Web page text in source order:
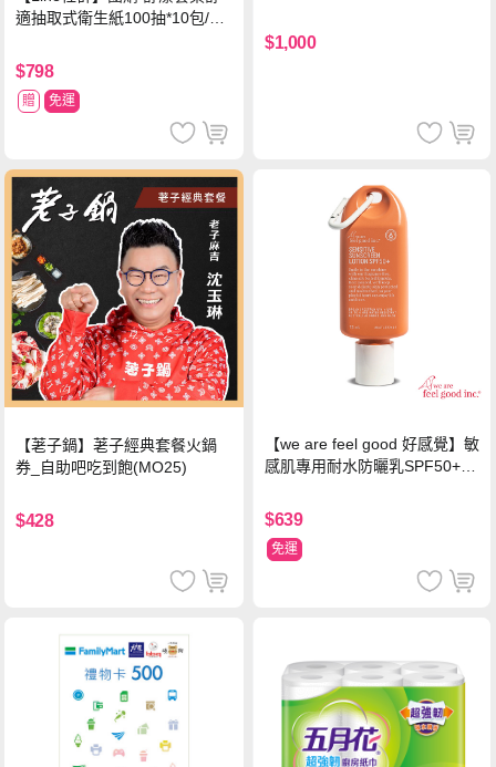
適抽取式衛生紙100抽*10包/6
$798
贈 免運
$1,000
【荖子鍋】荖子經典套餐火鍋
券_自助吧吃到飽(MO25)
$428
【we are feel good 好感覺】敏
感肌專用耐水防曬乳SPF50+ 7
$639
免運